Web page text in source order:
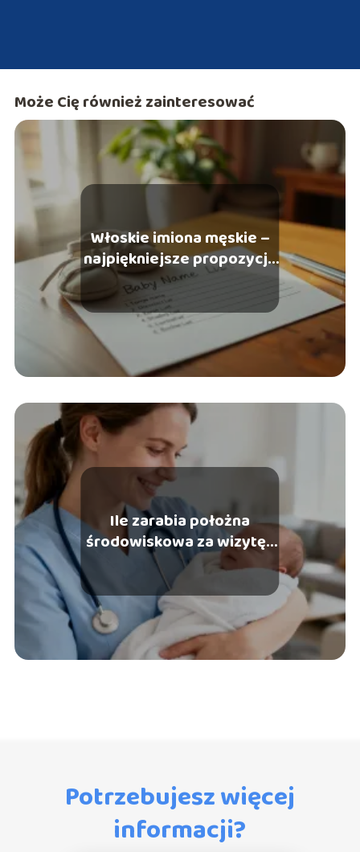
Może Cię również zainteresować
Włoskie imiona męskie –
najpiękniejsze propozycje
i znaczenia
Ile zarabia położna
środowiskowa za wizytę?
Sprawdź zarobki
Potrzebujesz więcej
informacji?